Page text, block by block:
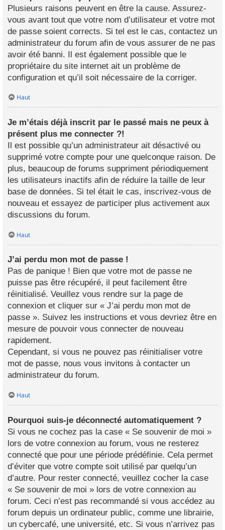
Plusieurs raisons peuvent en être la cause. Assurez-
vous avant tout que votre nom d’utilisateur et votre mot
de passe soient corrects. Si tel est le cas, contactez un
administrateur du forum afin de vous assurer de ne pas
avoir été banni. Il est également possible que le
propriétaire du site internet ait un problème de
configuration et qu’il soit nécessaire de la corriger.
Haut
Je m’étais déjà inscrit par le passé mais ne peux à
présent plus me connecter ?!
Il est possible qu’un administrateur ait désactivé ou
supprimé votre compte pour une quelconque raison. De
plus, beaucoup de forums suppriment périodiquement
les utilisateurs inactifs afin de réduire la taille de leur
base de données. Si tel était le cas, inscrivez-vous de
nouveau et essayez de participer plus activement aux
discussions du forum.
Haut
J’ai perdu mon mot de passe !
Pas de panique ! Bien que votre mot de passe ne
puisse pas être récupéré, il peut facilement être
réinitialisé. Veuillez vous rendre sur la page de
connexion et cliquer sur « J’ai perdu mon mot de
passe ». Suivez les instructions et vous devriez être en
mesure de pouvoir vous connecter de nouveau
rapidement.
Cependant, si vous ne pouvez pas réinitialiser votre
mot de passe, nous vous invitons à contacter un
administrateur du forum.
Haut
Pourquoi suis-je déconnecté automatiquement ?
Si vous ne cochez pas la case « Se souvenir de moi »
lors de votre connexion au forum, vous ne resterez
connecté que pour une période prédéfinie. Cela permet
d’éviter que votre compte soit utilisé par quelqu’un
d’autre. Pour rester connecté, veuillez cocher la case
« Se souvenir de moi » lors de votre connexion au
forum. Ceci n’est pas recommandé si vous accédez au
forum depuis un ordinateur public, comme une librairie,
un cybercafé, une université, etc. Si vous n’arrivez pas